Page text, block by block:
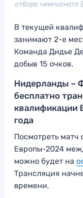
отбора чемпионата
В текущей
занимают 2-е
Команда Дидье
добыв 15 очков.
Нидерланды –
бесплатно
квалификации
года
Посмотреть матч
Европы-2024
можно будет на
Трансляция
времени.